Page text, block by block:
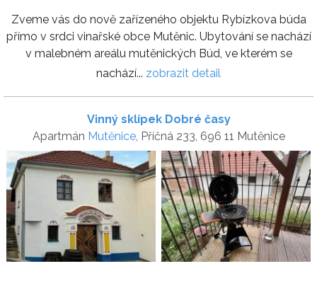
Zveme vás do nově zařízeného objektu Rybízkova búda
přímo v srdci vinařské obce Mutěnic. Ubytování se nachází
v malebném areálu mutěnických Búd, ve kterém se
nachází... zobrazit detail
Vinný sklípek Dobré časy
Apartmán Mutěnice, Příčná 233, 696 11 Mutěnice